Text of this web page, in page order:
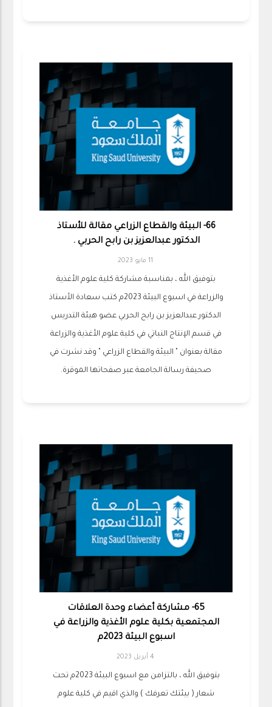
66- البيئة والقطاع الزراعي مقالة للأستاذ
الدكتور عبدالعزيز بن رابح الحربي .
11 مايو 2023
بتوفيق الله ، بمناسبة مشاركة كلية علوم الأغذية
والزراعة في اسبوع البيئة 2023م كتب سعادة الأستاذ
الدكتور عبدالعزيز بن رابح الحربي عضو هيئة التدريس
في قسم الإنتاج النباتي في كلية علوم الأغذية والزراعة
مقالة بعنوان " البيئة والقطاع الزراعي " وقد نشرت في
صحيفة رسالة الجامعة عبر صفحاتها الموقرة.
65- مشاركة أعضاء وحدة العلاقات
المجتمعية بكلية علوم الأغذية والزراعة في
اسبوع البيئة 2023م
4 أبريل 2023
بتوفيق الله ، بالتزامن مع اسبوع البيئة 2023م تحت
شعار ( بيئتك تعرفك ) والذي اقيم في كلية علوم